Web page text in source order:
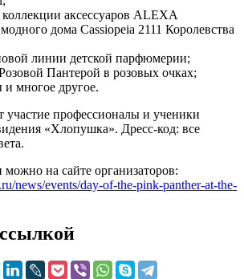
коллекции аксессуаров ALEXA
дома Cassiopeia 2111 Королевства
линии детской парфюмерии;
Пантерой в розовых очках;
и многое другое.
участие профессионалы и ученики
«Хлопушка». Дресс-код: все
можно на сайте организаторов:
news/events/day-of-the-pink-panther-at-the-